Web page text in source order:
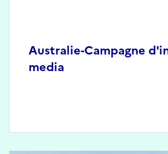
Australie-Campagne
media